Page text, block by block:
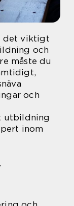
det viktigt
och
måste du
och
utbildning
inom